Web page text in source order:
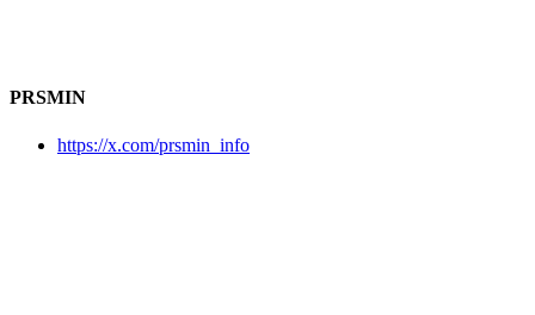
PRSMIN
https://x.com/prsmin_info